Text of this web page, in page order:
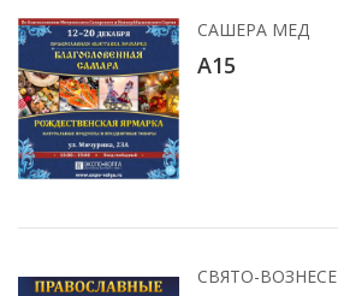
САШЕРА МЕД
A15
СВЯТО-